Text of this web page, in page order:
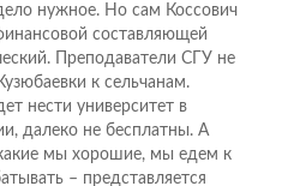
нужное. Но сам Коссович
составляющей
Преподаватели СГУ не
к сельчанам.
нести университет в
далеко не бесплатны. А
мы хорошие, мы едем к
– представляется